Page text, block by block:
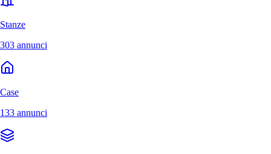
Stanze
303 annunci
Case
133 annunci